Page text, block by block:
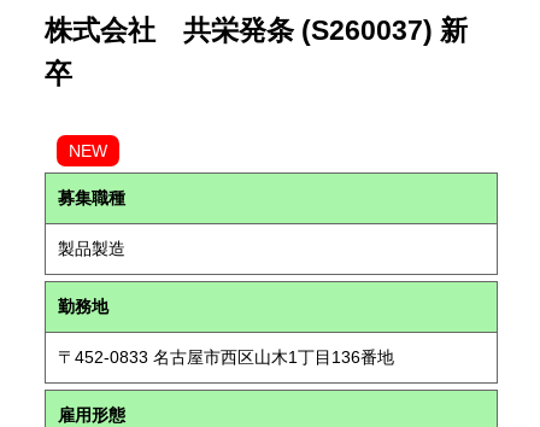
株式会社 共栄発条 (S260037) 新
卒
NEW
募集職種
製品製造
勤務地
〒452-0833 名古屋市西区山木1丁目136番地
雇用形態